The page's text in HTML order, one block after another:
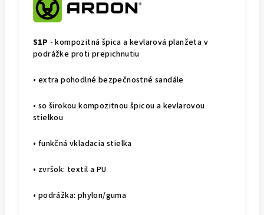
S1P - kompozitná špica a kevlarová planžeta v
podrážke proti prepichnutiu
• extra pohodlné bezpečnostné sandále
• so širokou kompozitnou špicou a kevlarovou
stielkou
• funkčná vkladacia stielka
• zvršok: textil a PU
• podrážka: phylon/guma